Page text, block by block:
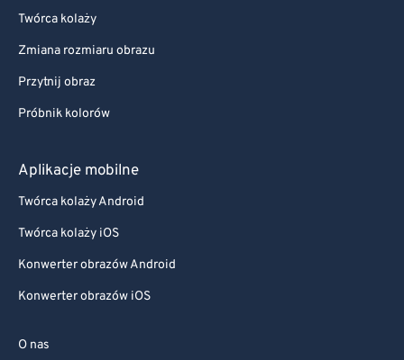
Twórca kolaży
Zmiana rozmiaru obrazu
Przytnij obraz
Próbnik kolorów
Aplikacje mobilne
Twórca kolaży Android
Twórca kolaży iOS
Konwerter obrazów Android
Konwerter obrazów iOS
O nas